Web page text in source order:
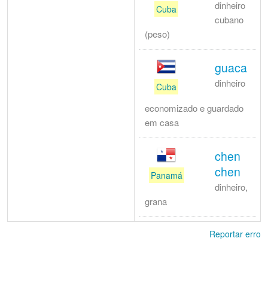
Cuba
dinheiro
cubano
(peso)
Cuba
guaca
dinheiro
economizado e guardado
em casa
Panamá
chen
chen
dinheiro,
grana
Reportar erro